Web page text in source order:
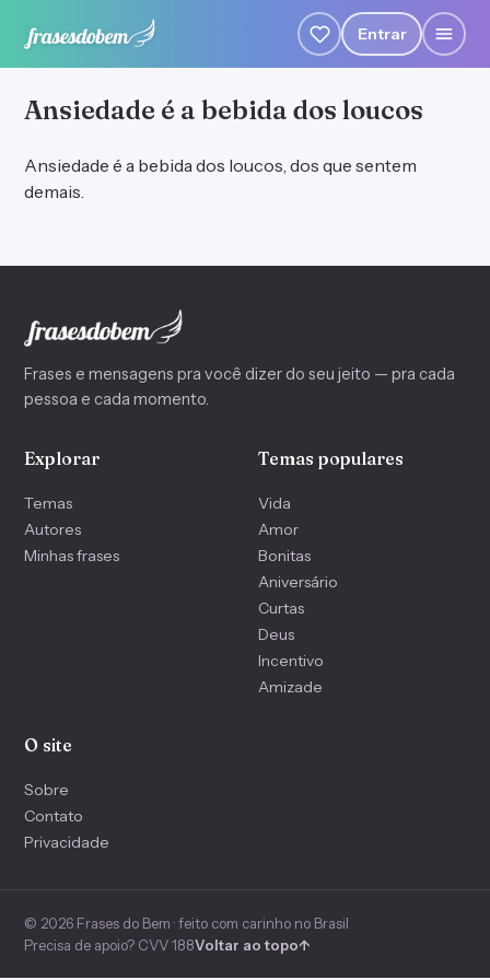
Entrar
Ansiedade é a bebida dos loucos
Ansiedade é a bebida dos loucos, dos que sentem
demais.
Frases e mensagens pra você dizer do seu jeito — pra cada
pessoa e cada momento.
Explorar
Temas
Autores
Minhas frases
Temas populares
Vida
Amor
Bonitas
Aniversário
Curtas
Deus
Incentivo
Amizade
O site
Sobre
Contato
Privacidade
© 2026 Frases do Bem · feito com carinho no Brasil
Precisa de apoio? CVV 188Voltar ao topo↑